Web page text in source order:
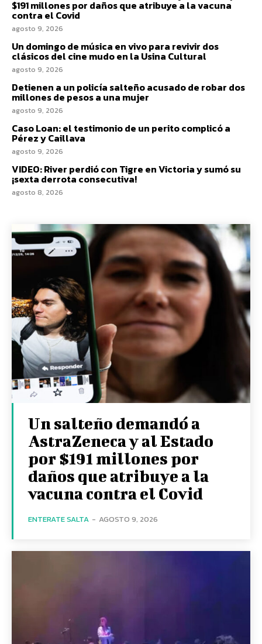
$191 millones por daños que atribuye a la vacuna
contra el Covid
agosto 9, 2026
Un domingo de música en vivo para revivir dos
clásicos del cine mudo en la Usina Cultural
agosto 9, 2026
Detienen a un policía salteño acusado de robar dos
millones de pesos a una mujer
agosto 9, 2026
Caso Loan: el testimonio de un perito complicó a
Pérez y Caillava
agosto 9, 2026
VIDEO: River perdió con Tigre en Victoria y sumó su
¡sexta derrota consecutiva!
agosto 8, 2026
Un salteño demandó a
AstraZeneca y al Estado
por $191 millones por
daños que atribuye a la
vacuna contra el Covid
ENTERATE SALTA - AGOSTO 9, 2026